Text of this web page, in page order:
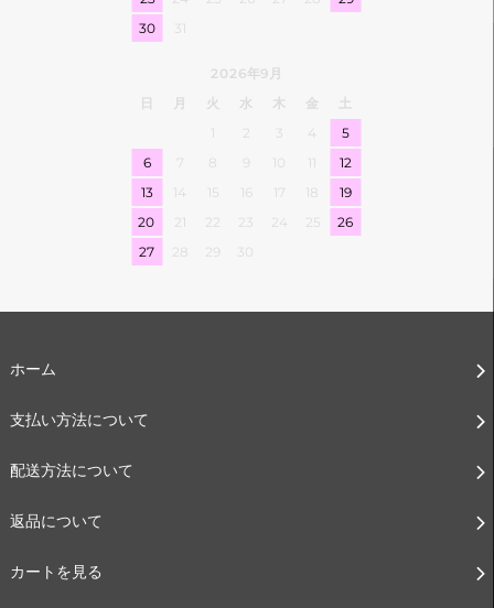
30 31
2026年9月
日 月 火 水 木 金 土
1 2 3 4 5
6 8 10 11
12
13
14 15 16 17 18 19
20 21 22 23 24 25
26
27
28 29 30
ホーム
支払い方法について
配送方法について
返品について
カートを見る